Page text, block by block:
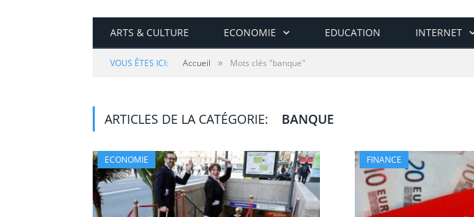
ARTS & CULTURE ECONOMIE EDUCATION INTERNET
VOUS ÊTES ICI: Accueil » Mots clés "banque"
ARTICLES DE LA CATÉGORIE: BANQUE
ECONOMIE FINANCE